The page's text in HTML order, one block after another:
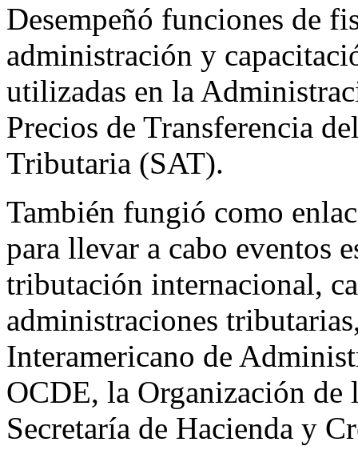
Desempeñó funciones de
administración y
utilizadas en la
Precios de Transferencia
Tributaria (SAT).
También fungió como
para llevar a cabo eventos
tributación internacional,
administraciones
Interamericano de
OCDE, la Organización
Secretaría de Hacienda y